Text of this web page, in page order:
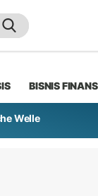
BISNIS
Welle